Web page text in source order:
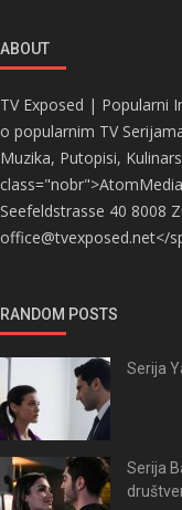
ABOUT
TV Exposed | Popularni
o popularnim TV
Muzika, Putopisi,
Seefeldstrasse 40 8008
office@tvexposed.net</
RANDOM POSTS
Serija
Serija